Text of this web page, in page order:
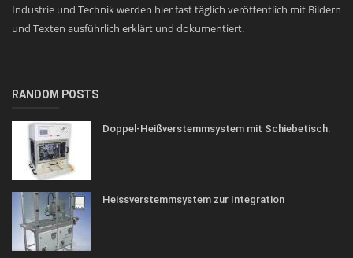
Industrie und Technik werden hier fast täglich veröffentlich mit Bildern
und Texten ausführlich erklärt und dokumentiert.
RANDOM POSTS
Doppel-Heißverstemmsystem mit Schiebetisch.
Heissverstemmsystem zur Integration